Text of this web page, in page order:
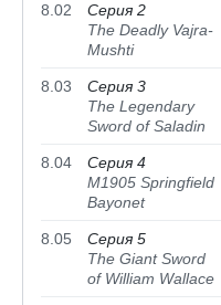
8.02
Серия 2
The Deadly Vajra-
Mushti
8.03
Серия 3
The Legendary
Sword of Saladin
8.04
Серия 4
M1905 Springfield
Bayonet
8.05
Серия 5
The Giant Sword
of William Wallace